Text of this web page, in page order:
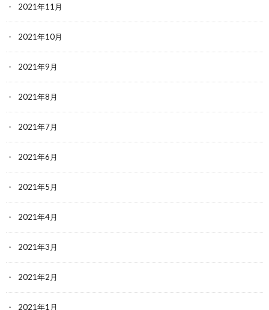
2021年11月
2021年10月
2021年9月
2021年8月
2021年7月
2021年6月
2021年5月
2021年4月
2021年3月
2021年2月
2021年1月